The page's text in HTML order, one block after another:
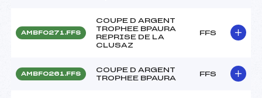
AMBF0271.FFS
COUPE D ARGENT
TROPHEE BPAURA
REPRISE DE LA
CLUSAZ
FFS
AMBF0261.FFS
COUPE D ARGENT
TROPHEE BPAURA
FFS